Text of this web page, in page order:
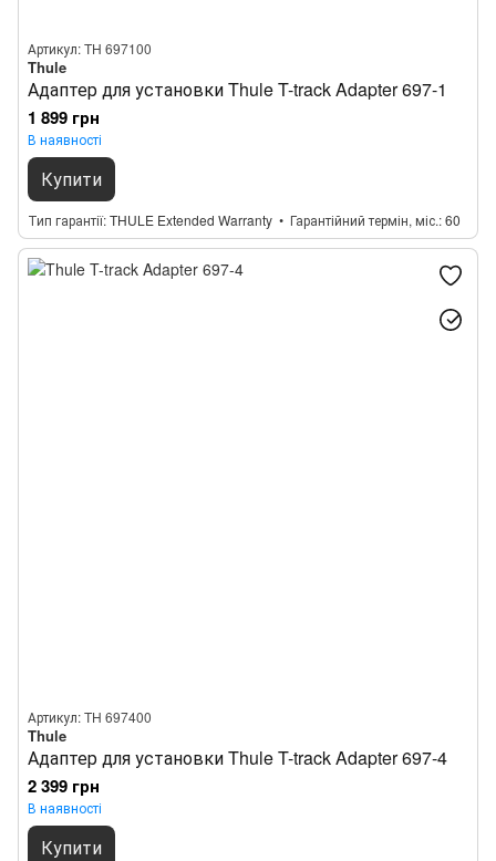
Артикул: TH 697100
Thule
Адаптер для установки Thule T-track Adapter 697-1
1 899 грн
В наявності
Купити
Тип гарантії THULE Extended Warranty Гарантійний термін, міс. 60
Артикул: TH 697400
Thule
Адаптер для установки Thule T-track Adapter 697-4
2 399 грн
В наявності
Купити